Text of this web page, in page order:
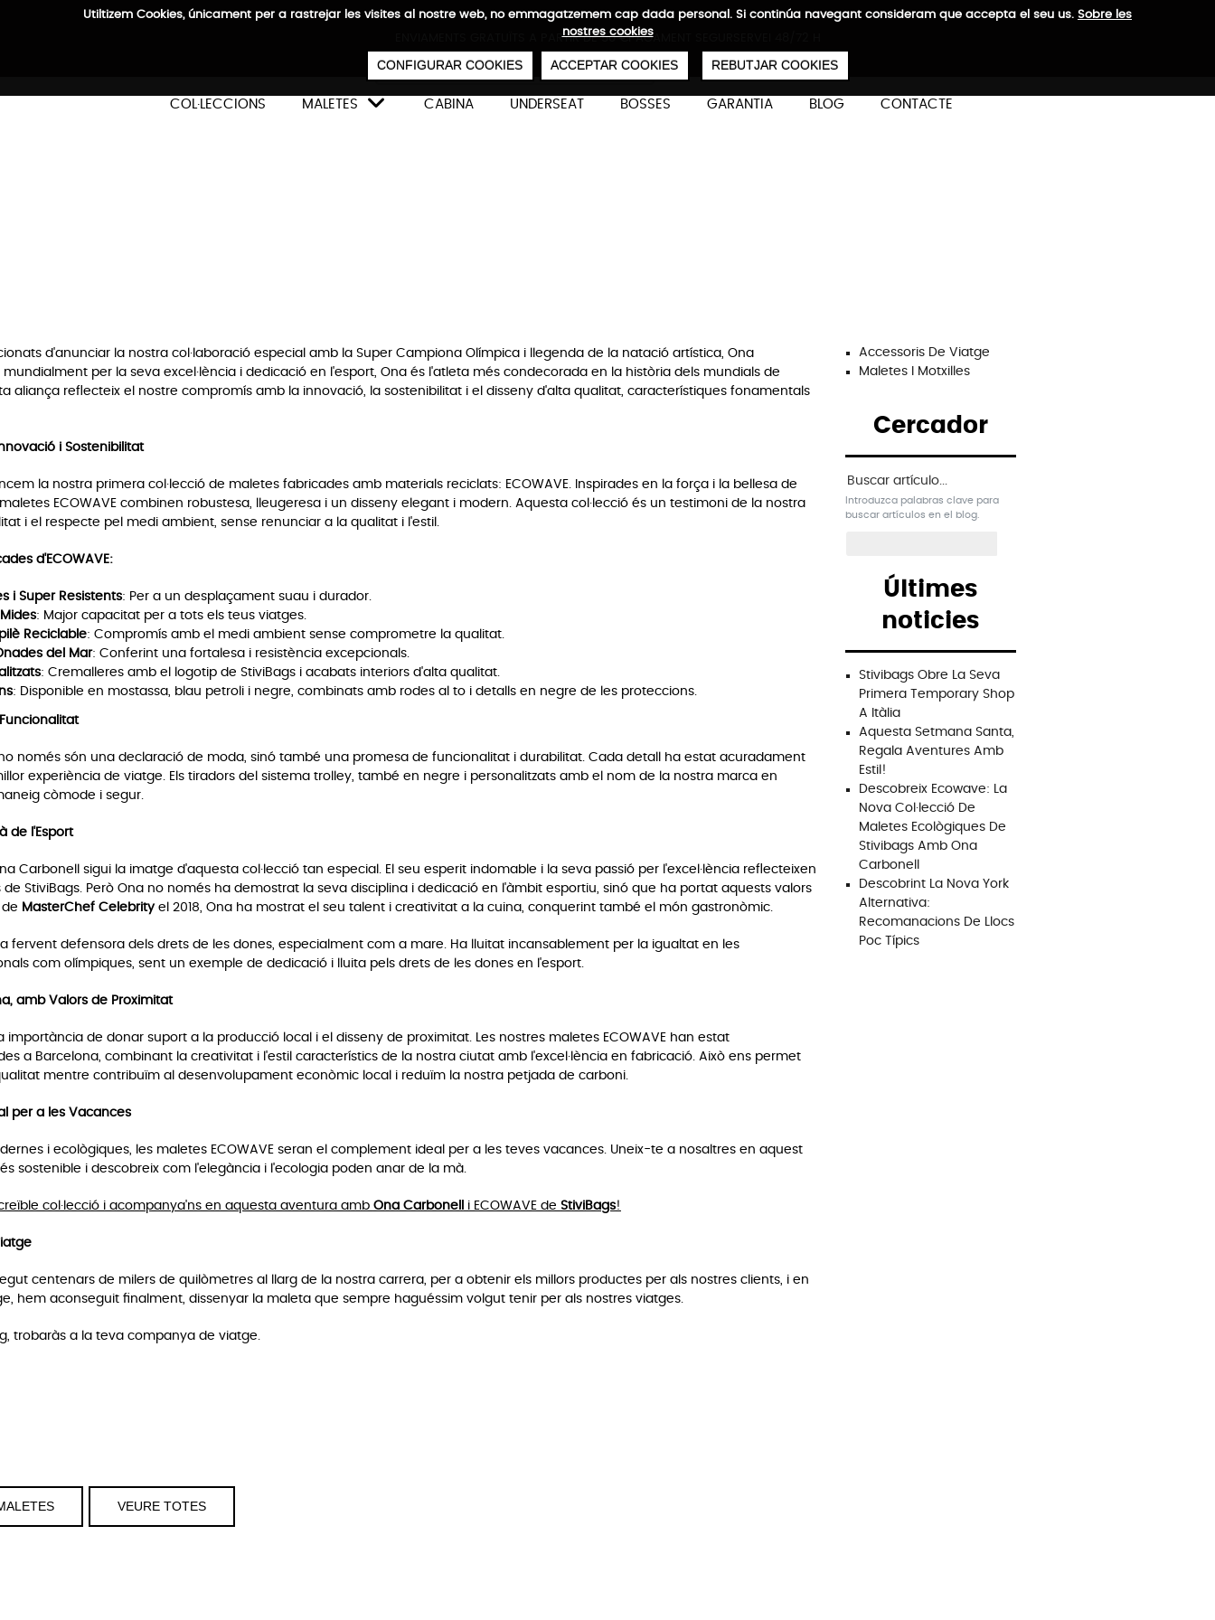
Utiltizem Cookies, únicament per a rastrejar les visites al nostre web, no emmagatzemem cap dada personal. Si continúa navegant consideram que accepta el seu us. Sobre les
nostres cookies
CONFIGURAR COOKIES ACCEPTAR COOKIES REBUTJAR COOKIES
ENVIAMENTS GRATUÏTS A PARTIR DE 50 €PAGAMENT SEGUR
ES
COL·LECCIONS MALETES  CABINA UNDERSEAT BOSSES GARANTIA BLOG CONTACTE
d'anunciar la nostra col·laboració especial amb la Super Campiona Olímpica i llegenda de la natació artística, Ona
mundialment per la seva excel·lència i dedicació en l'esport, Ona és l'atleta més condecorada en la història dels mundials de
aliança reflecteix el nostre compromís amb la innovació, la sostenibilitat i el disseny d'alta qualitat, característiques fonamentals
i Sostenibilitat
la nostra primera col·lecció de maletes fabricades amb materials reciclats: ECOWAVE. Inspirades en la força i la bellesa de
ECOWAVE combinen robustesa, lleugeresa i un disseny elegant i modern. Aquesta col·lecció és un testimoni de la nostra
i el respecte pel medi ambient, sense renunciar a la qualitat i l'estil.
d'ECOWAVE:
i Super Resistents: Per a un desplaçament suau i durador.
: Major capacitat per a tots els teus viatges.
Reciclable: Compromís amb el medi ambient sense comprometre la qualitat.
del Mar: Conferint una fortalesa i resistència excepcionals.
: Cremalleres amb el logotip de StiviBags i acabats interiors d'alta qualitat.
: Disponible en mostassa, blau petroli i negre, combinats amb rodes al to i detalls en negre de les proteccions.
no només són una declaració de moda, sinó també una promesa de funcionalitat i durabilitat. Cada detall ha estat acuradament
experiència de viatge. Els tiradors del sistema trolley, també en negre i personalitzats amb el nom de la nostra marca en
còmode i segur.
de l'Esport
Carbonell sigui la imatge d'aquesta col·lecció tan especial. El seu esperit indomable i la seva passió per l'excel·lència reflecteixen
StiviBags. Però Ona no només ha demostrat la seva disciplina i dedicació en l'àmbit esportiu, sinó que ha portat aquests valors
MasterChef Celebrityel 2018, Ona ha mostrat el seu talent i creativitat a la cuina, conquerint també el món gastronòmic.
fervent defensora dels drets de les dones, especialment com a mare. Ha lluitat incansablement per la igualtat en les
com olímpiques, sent un exemple de dedicació i lluita pels drets de les dones en l'esport.
amb Valors de Proximitat
importància de donar suport a la producció local i el disseny de proximitat. Les nostres maletes ECOWAVE han estat
a Barcelona, combinant la creativitat i l'estil característics de la nostra ciutat amb l'excel·lència en fabricació. Això ens permet
mentre contribuïm al desenvolupament econòmic local i reduïm la nostra petjada de carboni.
per a les Vacances
i ecològiques, les maletes ECOWAVE seran el complement ideal per a les teves vacances. Uneix-te a nosaltres en aquest
sostenible i descobreix com l'elegància i l'ecologia poden anar de la mà.
col·lecció i acompanya'ns en aquesta aventura amb Ona Carbonell i ECOWAVE de StiviBags!
centenars de milers de quilòmetres al llarg de la nostra carrera, per a obtenir els millors productes per als nostres clients, i en
hem aconseguit finalment, dissenyar la maleta que sempre haguéssim volgut tenir per als nostres viatges.
trobaràs a la teva companya de viatge.
VEURE TOTES
Accessoris De Viatge
Maletes I Motxilles
Cercador
Buscar artículo en el blog
Introduzca palabras clave para
buscar artículos en el blog.
Últimes
noticies
Stivibags Obre La Seva
Primera Temporary Shop
A Itàlia
Aquesta Setmana Santa,
Regala Aventures Amb
Estil!
Descobreix Ecowave: La
Nova Col·lecció De
Maletes Ecològiques De
Stivibags Amb Ona
Carbonell
Descobrint La Nova York
Alternativa:
Recomanacions De Llocs
Poc Típics